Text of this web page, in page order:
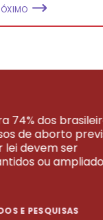
74% dos
de aborto
lei devem ser
ou
E PESQUISAS